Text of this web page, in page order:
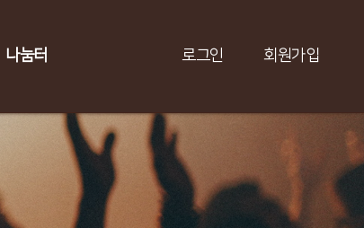
나눔터 로그인 회원가입